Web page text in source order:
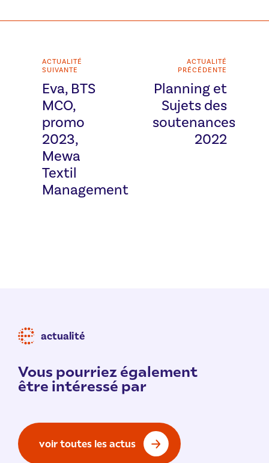
ACTUALITÉ
SUIVANTE
Eva, BTS
MCO,
promo
2023,
Mewa
Textil
Management
ACTUALITÉ
PRÉCÉDENTE
Planning et
Sujets des
soutenances
2022
actualité
Vous pourriez également
être intéressé par
voir toutes les actus